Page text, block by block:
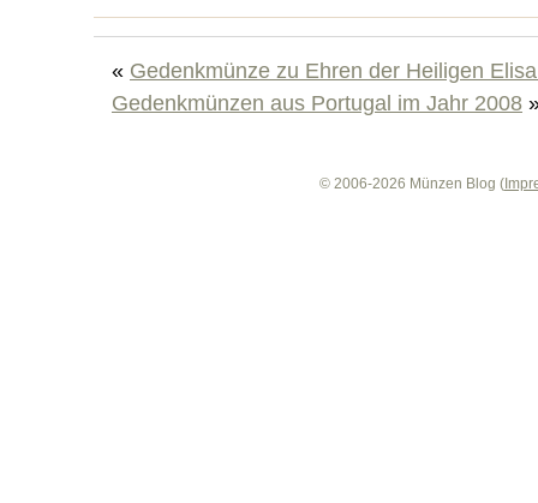
« Gedenkmünze zu Ehren der Heiligen
Gedenkmünzen aus Portugal im Jahr 2008
© 2006-2026 Münzen Blog (